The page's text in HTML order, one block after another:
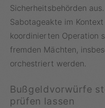
Sicherheitsbehörden
Sabotageakte im
koordinierten Operation
fremden Mächten,
orchestriert werden.
Bußgeldvorwürfe
prüfen lassen